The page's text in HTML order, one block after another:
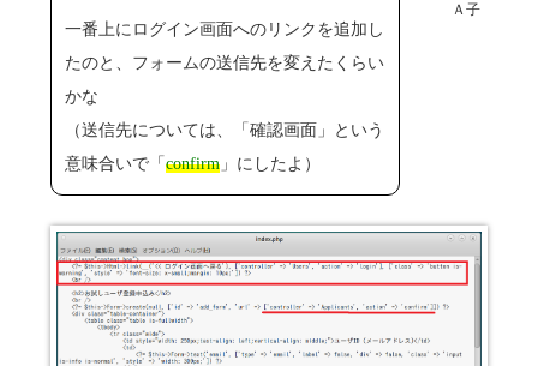
Ａ子
一番上にログイン画面へのリンクを追加し
たのと、フォームの送信先を変えたくらい
かな
（送信先については、「確認画面」という
意味合いで「confirm 」にしたよ）